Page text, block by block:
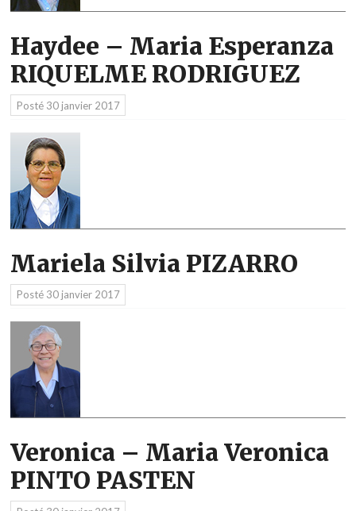
Haydee – Maria Esperanza
RIQUELME RODRIGUEZ
Posté 30 janvier 2017
Mariela Silvia PIZARRO
Posté 30 janvier 2017
Veronica – Maria Veronica
PINTO PASTEN